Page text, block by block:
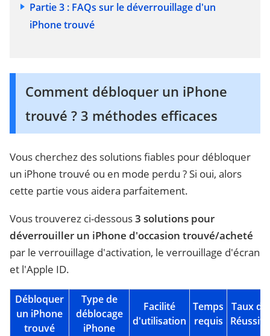
Partie 3 : FAQs sur le déverrouillage d'un
iPhone trouvé
Comment débloquer un iPhone
trouvé ? 3 méthodes efficaces
Vous cherchez des solutions fiables pour débloquer
un iPhone trouvé ou en mode perdu ? Si oui, alors
cette partie vous aidera parfaitement.
Vous trouverez ci-dessous3 solutions pour
déverrouiller un iPhone d'occasion trouvé/acheté
par le verrouillage d'activation, le verrouillage d'écran
et l'Apple ID.
Débloquer
un iPhone
trouvé
Type de
déblocage
iPhone
Facilité
d'utilisation
Temps
requis
Taux de
Réussite